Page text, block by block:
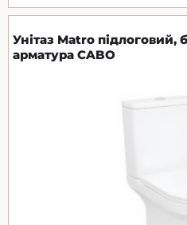
Унітаз Matro підлоговий,
арматура CABO